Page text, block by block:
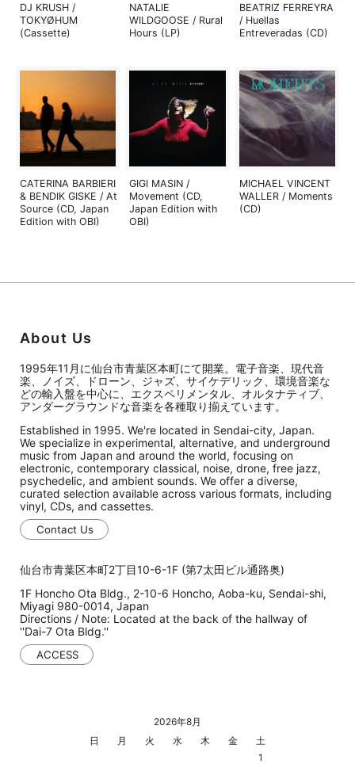
DJ KRUSH /
TOKYØHUM
(Cassette)
NATALIE
WILDGOOSE / Rural
Hours (LP)
BEATRIZ FERREYRA
/ Huellas
Entreveradas (CD)
CATERINA BARBIERI
& BENDIK GISKE / At
Source (CD, Japan
Edition with OBI)
GIGI MASIN /
Movement (CD,
Japan Edition with
OBI)
MICHAEL VINCENT
WALLER / Moments
(CD)
About Us
1995年11月に仙台市青葉区本町にて開業。電子音楽、現代音
楽、ノイズ、ドローン、ジャズ、サイケデリック、環境音楽な
どの輸入盤を中心に、エクスペリメンタル、オルタナティブ、
アンダーグラウンドな音楽を各種取り揃えています。
Established in 1995. We're located in Sendai-city, Japan.
We specialize in experimental, alternative, and underground
music from Japan and around the world, focusing on
electronic, contemporary classical, noise, drone, free jazz,
psychedelic, and ambient sounds. We offer a diverse,
curated selection available across various formats, including
vinyl, CDs, and cassettes.
Contact Us
仙台市青葉区本町2丁目10-6-1F (第7太田ビル通路奥)
1F Honcho Ota Bldg., 2-10-6 Honcho, Aoba-ku, Sendai-shi,
Miyagi 980-0014, Japan
Directions / Note: Located at the back of the hallway of
''Dai-7 Ota Bldg.''
ACCESS
2026年8月
日
月 火 水 木 金
土
1